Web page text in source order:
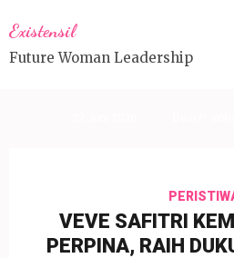
ke
konten
Existensil
Future Woman Leadership
VEVE SAFITRI
PERPINA, RAIH